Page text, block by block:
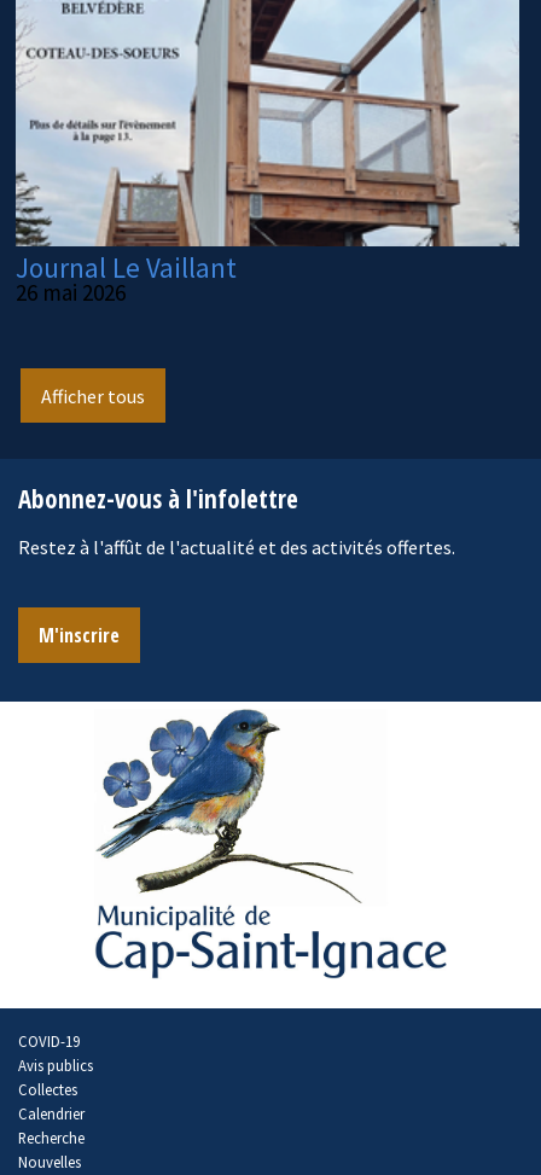
Journal Le Vaillant
26 mai 2026
Afficher tous
Abonnez-vous à l'infolettre
Restez à l'affût de l'actualité et des activités offertes.
M'inscrire
COVID-19
Avis publics
Collectes
Calendrier
Recherche
Nouvelles